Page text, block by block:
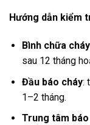
Hướng dẫn kiểm
Bình chữa cháy
sau 12 tháng
Đầu báo cháy:
1–2 tháng.
Trung tâm